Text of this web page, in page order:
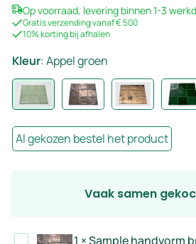
Op voorraad, levering binnen 1-3
Gratis verzending vanaf € 500
10% korting bij afhalen
Kleur:Appel groen
Al gekozen bestel het product
Vaak samen
Sample1 ×Sample handvorm